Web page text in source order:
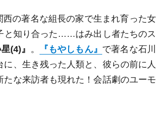
西の著名な組長の家で生まれ育った女
と知り合った……はみ出し者たちのス
(4)』 。 『もやしもん』 で著名な石川
、生き残った人類と、彼らの前に人
な来訪者も現れた！会話劇のユーモ